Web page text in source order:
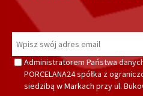
Administratorem Państwa
PORCELANA24 spółka z
siedzibą w Markach przy ul.